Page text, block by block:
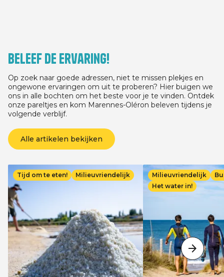
verblijfsdatum, tussen
13/09/2026.
Beleef de ervaring!
Op zoek naar goede adressen, niet te missen plekjes en
ongewone ervaringen om uit te proberen? Hier buigen we
ons in alle bochten om het beste voor je te vinden. Ontdek
onze pareltjes en kom Marennes-Oléron beleven tijdens je
volgende verblijf.
Alle artikelen bekijken
Tijd om te eten! Milieuvriendelijk
Afbeelding
Milieuvriendelijk
Het water in!
Afbeelding